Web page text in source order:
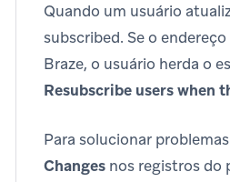
Quando um usuário
subscribed. Se o
Braze, o usuário herda o
Resubscribe users when
Para solucionar
Changes nos registros do